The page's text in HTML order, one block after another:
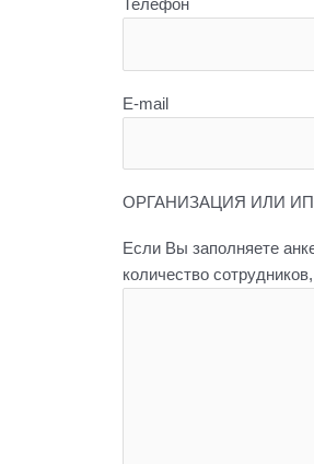
Телефон
E-mail
ОРГАНИЗАЦИЯ ИЛИ ИП
Если Вы заполняете
количество